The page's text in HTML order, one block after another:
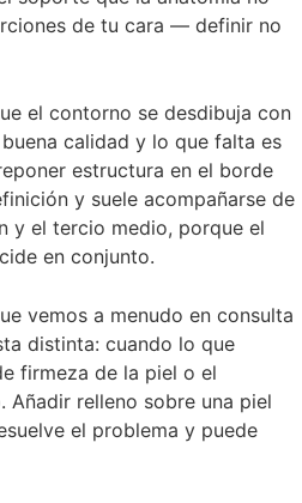
de tu cara — definir no
el contorno se desdibuja con
calidad y lo que falta es
estructura en el borde
y suele acompañarse de
y el tercio medio, porque el
en conjunto.
vemos a menudo en consulta
distinta: cuando lo que
firmeza de la piel o el
relleno sobre una piel
el problema y puede